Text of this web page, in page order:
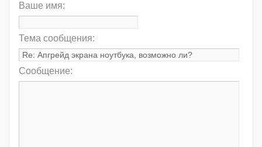
Ваше имя:
Тема сообщения:
Сообщение: